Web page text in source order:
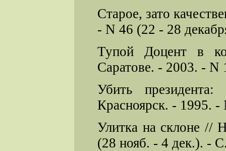
Старое, зато
- N 46 (22 - 28
Тупой Доцент в
Саратове. - 2003. -
Убить
Красноярск. - 1995.
Улитка на склоне //
(28 нояб. - 4 дек.). -